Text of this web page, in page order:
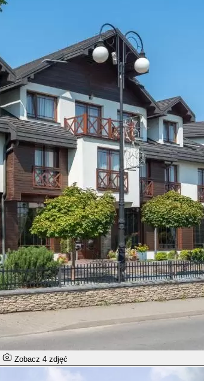
Zobacz 4 zdjęć